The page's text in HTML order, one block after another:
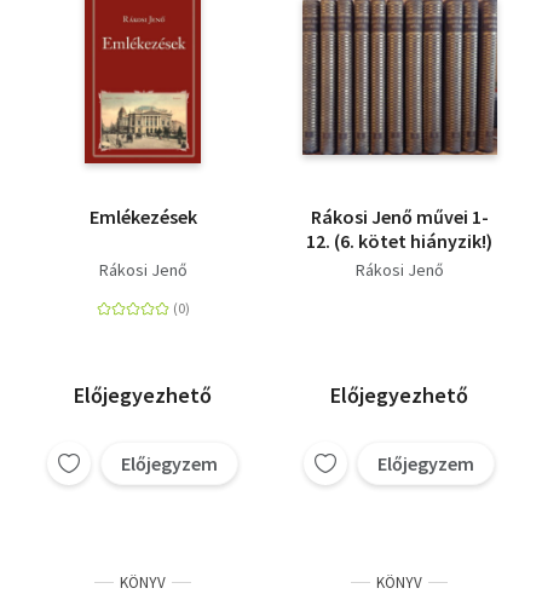
Emlékezések
Rákosi Jenő
Előjegyezhető
Előjegyzem
Rákosi Jenő művei 1-
12. (6. kötet hiányzik!)
Rákosi Jenő
Előjegyezhető
Előjegyzem
KÖNYV KÖNYV